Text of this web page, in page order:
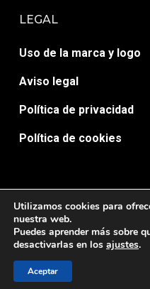
LEGAL
Uso de la marca y logo
Aviso legal
Política de privacidad
Política de cookies
© AULA 7 ACTIVA.
twitterfacebook
plus
Utilizamos cookies para
nuestra web.
Puedes aprender más sobre
desactivarlas en los ajustes.
Aceptar